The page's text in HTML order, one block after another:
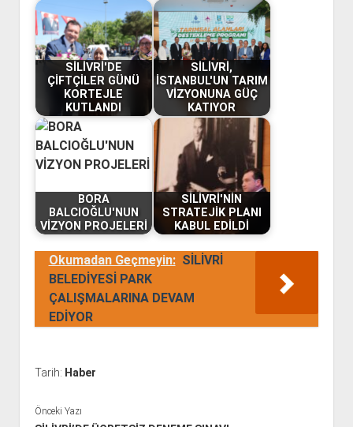
SİLİVRİ'DE
ÇİFTÇİLER GÜNÜ
KORTEJLE
KUTLANDI
SİLİVRİ,
İSTANBUL'UN TARIM
VİZYONUNA GÜÇ
KATIYOR
BORA
BALCIOĞLU'NUN
VİZYON PROJELERİ
SİLİVRİ'NİN
STRATEJİK PLANI
KABUL EDİLDİ
Okumadan Geçmeyin: SİLİVRİ
BELEDİYESİ PARK
ÇALIŞMALARINA DEVAM
EDİYOR
Tarih: Haber
Önceki Yazı